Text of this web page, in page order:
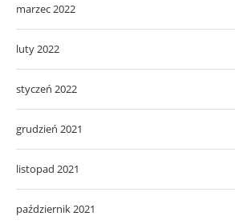
marzec 2022
luty 2022
styczeń 2022
grudzień 2021
listopad 2021
październik 2021